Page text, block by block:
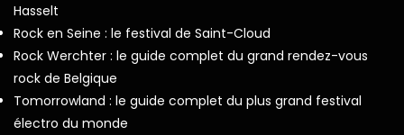
Hasselt
Rock en Seine : le festival de Saint-Cloud
Rock Werchter : le guide complet du grand rendez-vous
rock de Belgique
Tomorrowland : le guide complet du plus grand festival
électro du monde